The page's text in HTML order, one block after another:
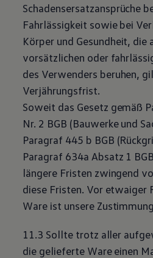
Schadensersatzansprüche
Fahrlässigkeit sowie bei
Körper und Gesundheit, die
vorsätzlichen oder
des Verwenders beruhen,
Verjährungsfrist.
Soweit das Gesetz gemäß
Nr. 2 BGB (Bauwerke und
Paragraf 445 b BGB
Paragraf 634a Absatz 1
längere Fristen zwingend
diese Fristen. Vor etwaiger
Ware ist unsere
11.3 Sollte trotz aller
die gelieferte Ware einen